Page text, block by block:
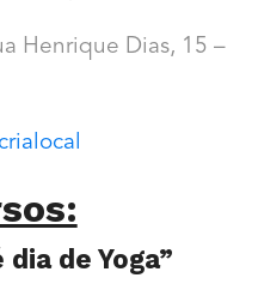
Henrique Dias, 15 –
de Yoga”